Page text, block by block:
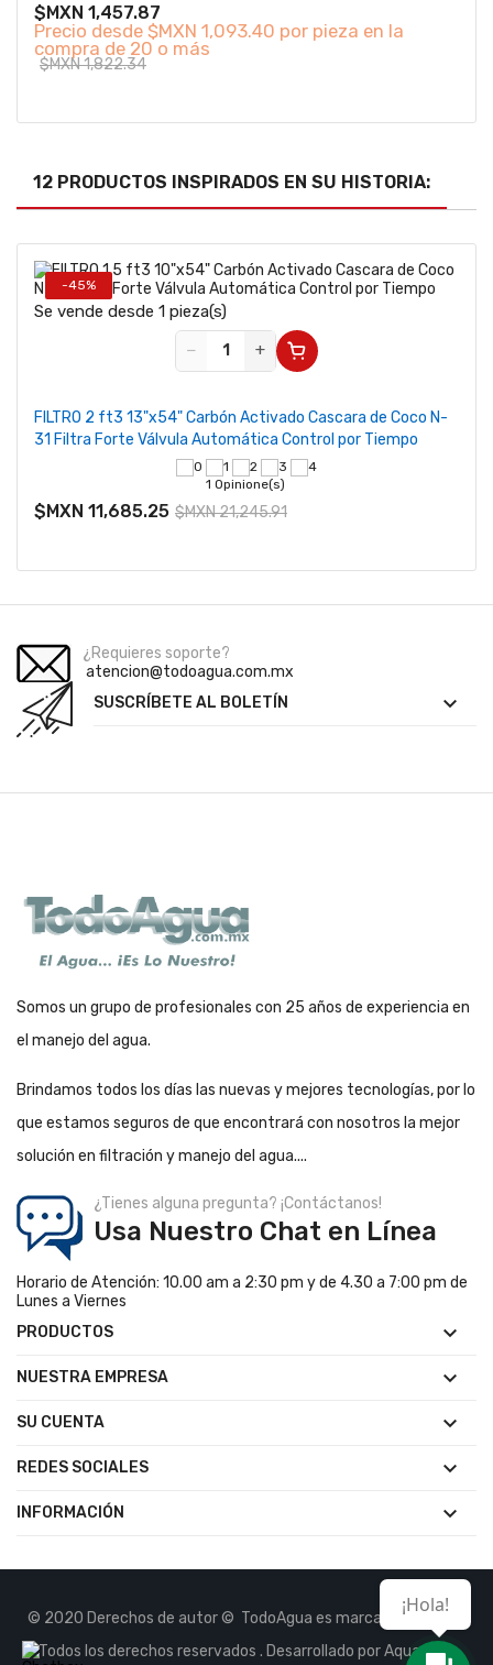
$MXN 1,457.87
Precio desde $MXN 1,093.40 por pieza en la
compra de 20 o más
$MXN 1,822.34
12 PRODUCTOS INSPIRADOS EN SU HISTORIA:
-45%
Se vende desde 1 pieza(s)
−
+
FILTRO 2 ft3 13"x54" Carbón Activado Cascara de Coco N-
31 Filtra Forte Válvula Automática Control por Tiempo
1 Opinione(s)
$MXN 11,685.25 $MXN 21,245.91
¿Requieres soporte?
atencion@todoagua.com.mx
SUSCRÍBETE AL BOLETÍN

Somos un grupo de profesionales con 25 años de experiencia en
el manejo del agua.
Brindamos todos los días las nuevas y mejores tecnologías, por lo
que estamos seguros de que encontrará con nosotros la mejor
solución en filtración y manejo del agua....
¿Tienes alguna pregunta? ¡Contáctanos!
Usa Nuestro Chat en Línea
Horario de Atención: 10.00 am a 2:30 pm y de 4.30 a 7:00 pm de
Lunes a Viernes
PRODUCTOS

NUESTRA EMPRESA 
SU CUENTA 
REDES SOCIALES 
INFORMACIÓN 
© 2020 Derechos de autor © TodoAgua es marca Registrada.
Todos los derechos reservados . Desarrollado por Aquasoft.
¡Hola!